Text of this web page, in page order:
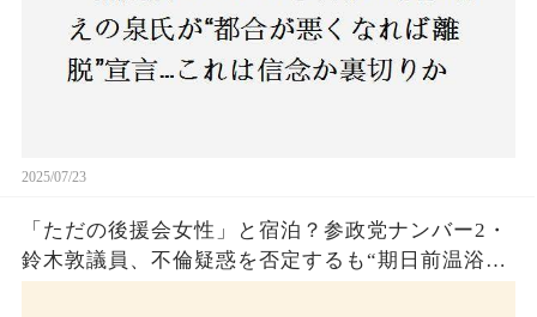
2025/07/23
「ただの後援会女性」と宿泊？参政党ナンバー2・
鈴木敦議員、不倫疑惑を否定するも“期日前温浴デ